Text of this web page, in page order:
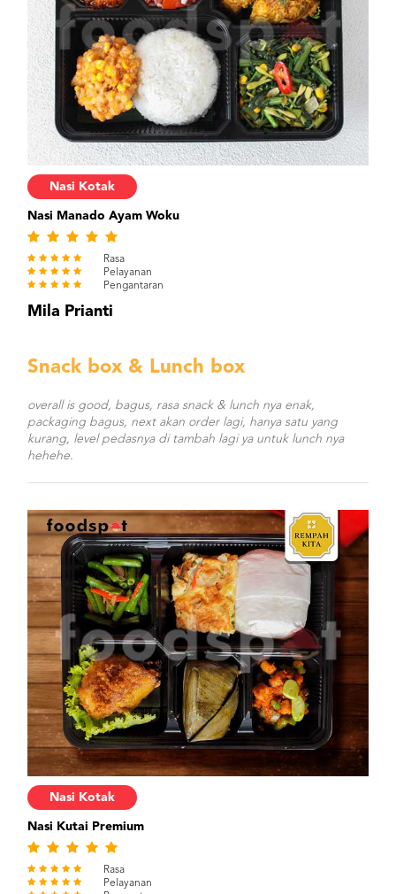
Nasi Kotak
Nasi Manado Ayam Woku
Rasa
Pelayanan
Pengantaran
Mila Prianti
Snack box & Lunch box
overall is good, bagus, rasa snack & lunch nya enak,
packaging bagus, next akan order lagi, hanya satu yang
kurang, level pedasnya di tambah lagi ya untuk lunch nya
hehehe.
Nasi Kotak
Nasi Kutai Premium
Rasa
Pelayanan